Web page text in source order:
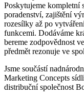
Poskytujeme kompletní
poradenství, zajištění
rozesílky až po
funkcemi. Dodáváme
bereme zodpovědnost
předmět rezonuje ve
Jsme součástí
Marketing Concepts
distribuční společnost